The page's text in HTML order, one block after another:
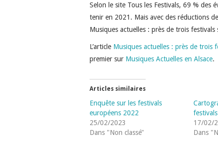
Selon le site Tous les Festivals, 69 % des
tenir en 2021. Mais avec des réductions
Musiques actuelles : près de trois
L’article Musiques actuelles : près de trois
premier sur Musiques Actuelles en Alsace.
Articles similaires
Enquête sur les festivals
européens 2022
25/02/2023
Dans "Non classé"
festivals
17/02/
Dans